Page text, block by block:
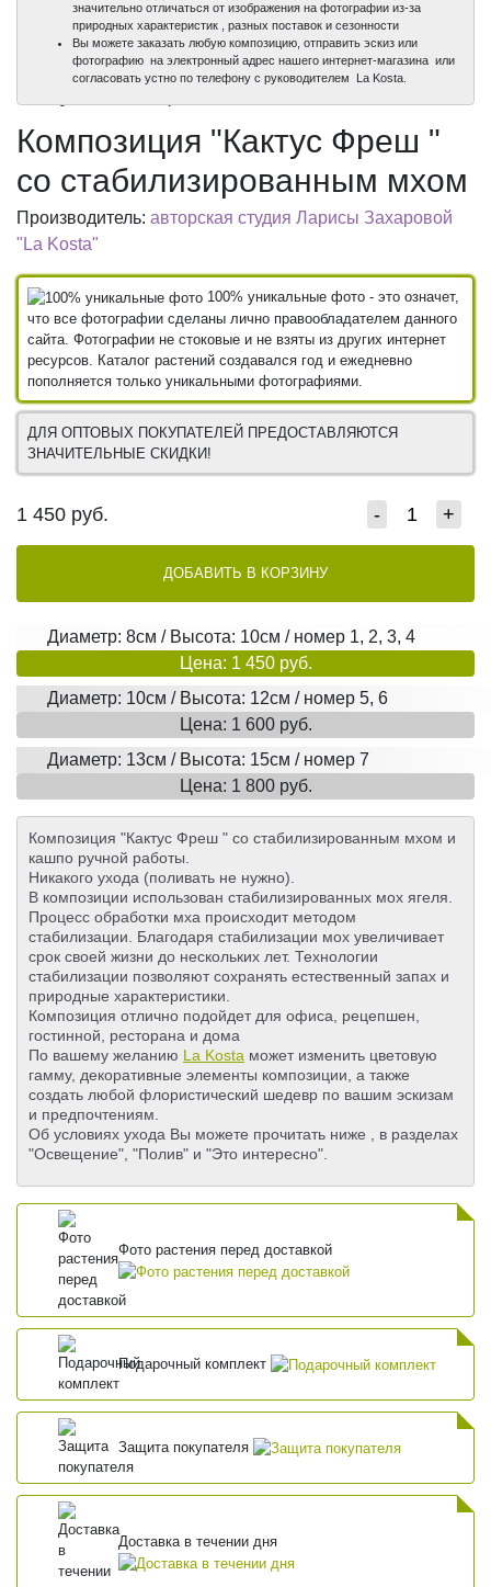
100%
100%
100%
значительно отличаться от изображения на фотографии из-за
природных характеристик , разных поставок и сезонности
Вы можете заказать любую композицию, отправить эскиз или
фотографию на электронный адрес нашего интернет-магазина или
согласовать устно по телефону с руководителем La Kosta.
Композиция "Кактус Фреш "
со стабилизированным мхом
Производитель: авторская студия Ларисы Захаровой
"La Kosta"
100% уникальные фото - это означет,
что все фотографии сделаны лично правообладателем данного
сайта. Фотографии не стоковые и не взяты из других интернет
ресурсов. Каталог растений создавался год и ежедневно
пополняется только уникальными фотографиями.
ДЛЯ ОПТОВЫХ ПОКУПАТЕЛЕЙ ПРЕДОСТАВЛЯЮТСЯ
ЗНАЧИТЕЛЬНЫЕ СКИДКИ!
1 450 руб. - +
ДОБАВИТЬ В КОРЗИНУ
Диаметр: 8см / Высота: 10см / номер 1, 2, 3, 4
Цена: 1 450 руб.
Диаметр: 10см / Высота: 12см / номер 5, 6
Цена: 1 600 руб.
Диаметр: 13см / Высота: 15см / номер 7
Цена: 1 800 руб.
Композиция "Кактус Фреш " со стабилизированным мхом и
кашпо ручной работы.
Никакого ухода (поливать не нужно).
В композиции использован стабилизированных мох ягеля.
Процесс обработки мха происходит методом
стабилизации. Благодаря стабилизации мох увеличивает
срок своей жизни до нескольких лет. Технологии
стабилизации позволяют сохранять естественный запах и
природные характеристики.
Композиция отлично подойдет для офиса, рецепшен,
гостинной, ресторана и дома
По вашему желанию La Kosta может изменить цветовую
гамму, декоративные элементы композиции, а также
создать любой флористический шедевр по вашим эскизам
и предпочтениям.
Об условиях ухода Вы можете прочитать ниже , в разделах
"Освещение", "Полив" и "Это интересно".
Фото растения перед доставкой
Подарочный комплект
Защита покупателя
Доставка в течении дня